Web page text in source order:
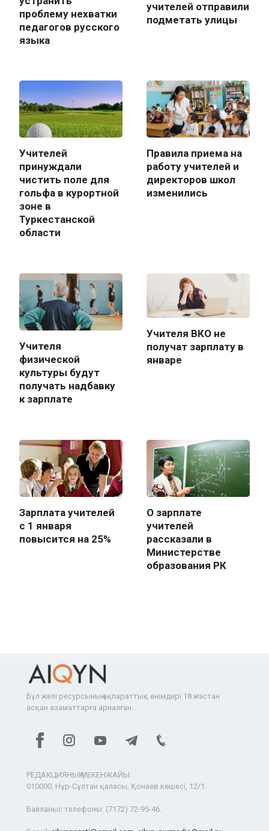
проблему нехватки
педагогов русского
языка
учителей отправили
подметать улицы
Учителей
принуждали
чистить поле для
гольфа в курортной
зоне в
Туркестанской
области
Правила приема на
работу учителей и
директоров школ
изменились
Учителя
физической
культуры будут
получать надбавку
к зарплате
Учителя ВКО не
получат зарплату в
январе
Зарплата учителей
с 1 января
повысится на 25%
О зарплате
учителей
рассказали в
Министерстве
образования РК
Бұл желі ресурсының ақпараттық өнімдері 18 жастан
асқан азаматтарға арналған.
РЕДАКЦИЯНЫҢ МЕКЕНЖАЙЫ:
010000, Нұр-Сұлтан қаласы, Қонаев көшесі, 12/1.
Байланыс телефоны: (7172) 72-95-46.